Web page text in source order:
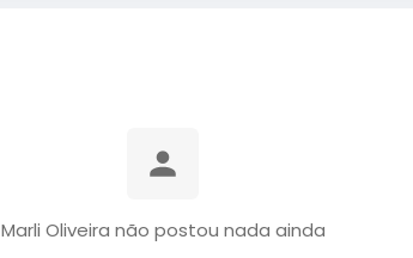
Marli Oliveira não postou nada ainda